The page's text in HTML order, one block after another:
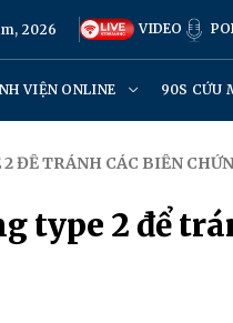
2026 VIDEO
VIỆN ONLINE 90S CỨU
ĐỂ TRÁNH CÁC BIẾN
type 2 để